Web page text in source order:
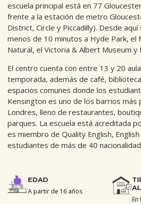
escuela principal está en 77
frente a la estación de metro
District, Circle y Piccadilly). Desde
menos de 10 minutos a Hyde Park, el
Natural, el Victoria & Albert Museum y
El centro cuenta con entre 13 y 20
temporada, además de café,
espacios comunes donde los
Kensington es uno de los barrios
Londres, lleno de restaurantes,
parques. La escuela está acreditada
es miembro de Quality English, English
estudiantes de más de 40
EDAD
A partir de 16 años